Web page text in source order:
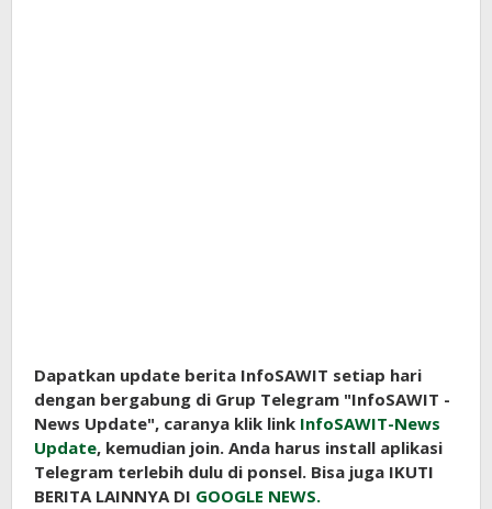
Dapatkan update berita InfoSAWIT setiap hari
dengan bergabung di Grup Telegram "InfoSAWIT -
News Update", caranya klik link InfoSAWIT-News
Update, kemudian join. Anda harus install aplikasi
Telegram terlebih dulu di ponsel. Bisa juga IKUTI
BERITA LAINNYA DI GOOGLE NEWS.